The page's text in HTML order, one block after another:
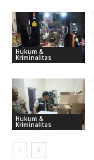
Hukum &
Kriminalitas
Hukum &
Kriminalitas